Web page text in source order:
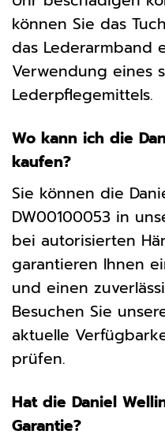
können Sie das
das Lederarmband
Verwendung eines
Lederpflegemittels.
Wo kann ich die
kaufen?
Sie können die
DW00100053 in
bei autorisierten
garantieren Ihnen
und einen
Besuchen Sie
aktuelle
prüfen.
Hat die Daniel
Garantie?